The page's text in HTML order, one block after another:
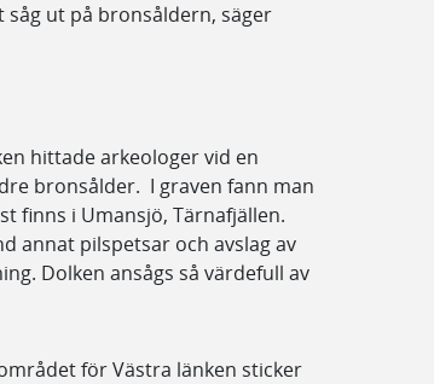
ut på bronsåldern, säger
hittade arkeologer vid en
bronsålder. I graven fann man
finns i Umansjö, Tärnafjällen.
annat pilspetsar och avslag av
Dolken ansågs så värdefull av
för Västra länken sticker